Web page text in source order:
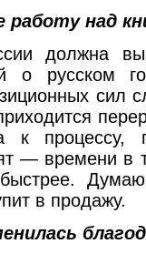
работу над
должна
о русском
сил
к процессу,
— времени в
в продажу.